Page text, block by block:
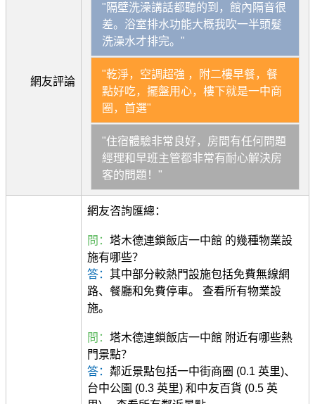
網友評論
"隔壁洗澡講話都聽的到，館內隔音很
差。浴室排水功能大概我吹一半頭髮
洗澡水才排完。"
"乾淨，空調超強 ，附二樓早餐，餐
點好吃，擺盤用心，樓下就是一中商
圈，首選"
"住宿體驗非常良好，房間有任何問題
經理和早班主管都非常有耐心解決房
客的問題！"
網友咨詢匯總：
問： 塔木德連鎖飯店一中館 的幾種物業設
施有哪些？
答： 其中部分較熱門設施包括免費無線網
路、餐廳和免費停車。 查看所有物業設
施。
問： 塔木德連鎖飯店一中館 附近有哪些熱
門景點？
答： 鄰近景點包括一中街商圈 (0.1 英里)、
台中公園 (0.3 英里) 和中友百貨 (0.5 英